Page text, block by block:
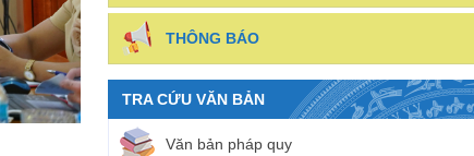
THÔNG BÁO
TRA CỨU VĂN BẢN
Văn bản pháp quy